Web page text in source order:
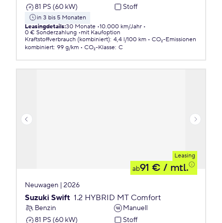
81 PS (60 kW)
Stoff
in 3 bis 5 Monaten
Leasingdetails:30 Monate 10.000 km/Jahr
0 € Sonderzahlung
mit Kaufoption
Kraftstoffverbrauch (kombiniert): 4,4 l/100 km
CO₂-Emissionen
kombiniert: 99 g/km CO₂-Klasse: C
Leasing
ab91 € / mtl.
Neuwagen | 2026
Suzuki Swift 1.2 HYBRID MT Comfort
Benzin
Manuell
81 PS (60 kW)
Stoff